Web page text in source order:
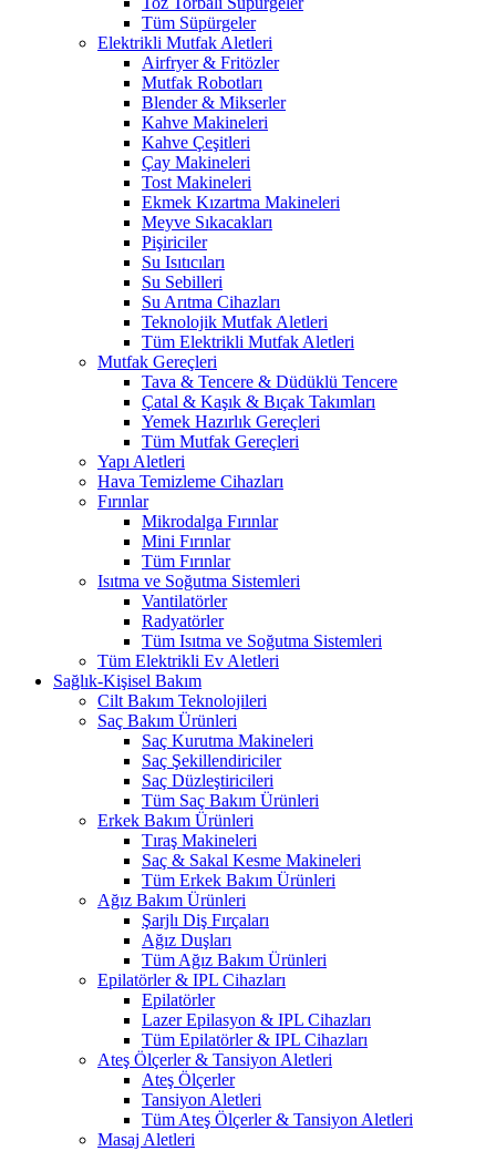
Tüm Süpürgeler
Elektrikli Mutfak Aletleri
Airfryer & Fritözler
Mutfak Robotları
Blender & Mikserler
Kahve Makineleri
Kahve Çeşitleri
Çay Makineleri
Tost Makineleri
Ekmek Kızartma Makineleri
Meyve Sıkacakları
Pişiriciler
Su Isıtıcıları
Su Sebilleri
Su Arıtma Cihazları
Teknolojik Mutfak Aletleri
Tüm Elektrikli Mutfak Aletleri
Mutfak Gereçleri
Tava & Tencere & Düdüklü Tencere
Çatal & Kaşık & Bıçak Takımları
Yemek Hazırlık Gereçleri
Tüm Mutfak Gereçleri
Yapı Aletleri
Hava Temizleme Cihazları
Fırınlar
Mikrodalga Fırınlar
Mini Fırınlar
Tüm Fırınlar
Isıtma ve Soğutma Sistemleri
Vantilatörler
Radyatörler
Tüm Isıtma ve Soğutma Sistemleri
Tüm Elektrikli Ev Aletleri
Sağlık-Kişisel Bakım
Cilt Bakım Teknolojileri
Saç Bakım Ürünleri
Saç Kurutma Makineleri
Saç Şekillendiriciler
Saç Düzleştiricileri
Tüm Saç Bakım Ürünleri
Erkek Bakım Ürünleri
Tıraş Makineleri
Saç & Sakal Kesme Makineleri
Tüm Erkek Bakım Ürünleri
Ağız Bakım Ürünleri
Şarjlı Diş Fırçaları
Ağız Duşları
Tüm Ağız Bakım Ürünleri
Epilatörler & IPL Cihazları
Epilatörler
Lazer Epilasyon & IPL Cihazları
Tüm Epilatörler & IPL Cihazları
Ateş Ölçerler & Tansiyon Aletleri
Ateş Ölçerler
Tansiyon Aletleri
Tüm Ateş Ölçerler & Tansiyon Aletleri
Masaj Aletleri